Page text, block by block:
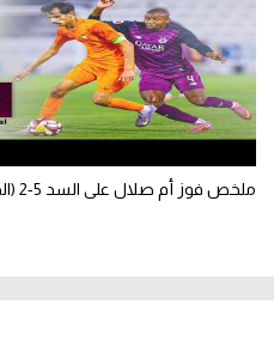
ملخص فوز أم صلال على السد 5-2 (الدوري القطري)